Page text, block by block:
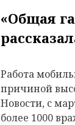
«Общая
Работа
причиной
Новости, с
более 1000